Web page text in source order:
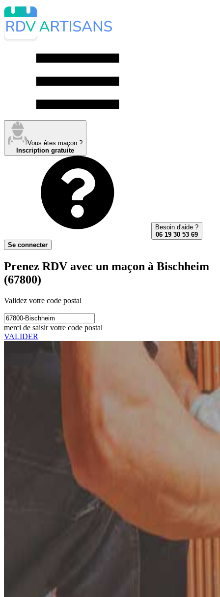
Vous êtes maçon ?
Inscription gratuite
Besoin d'aide ?
06 19 30 53 69
Se connecter
Prenez RDV avec un maçon à Bischheim
(67800)
Validez votre code postal
merci de saisir votre code postal
VALIDER